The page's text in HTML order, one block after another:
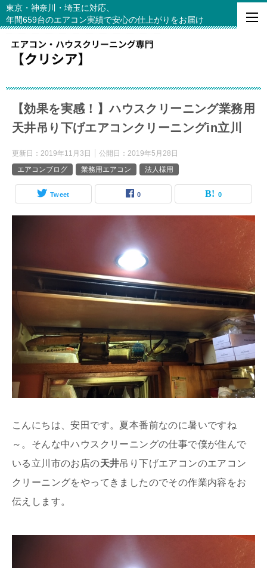
東京・神奈川・埼玉に対応、
年間659台のエアコン実績で安心の仕上がりをお届け
【効果を実感！】ハウスクリーニング業務用
天井吊り下げエアコンクリーニングin立川
更新日： 2019年11月3日 公開日： 2019年5月28日
エアコンブログ
業務用エアコン 法人様用
Tweet 0 0
こんにちは、安田です。夏本番前なのに暑いですね
～。そんな中ハウスクリーニングの仕事で僕が住んで
いる立川市のお店の天井吊り下げエアコンのエアコン
クリーニングをやってきましたのでその作業内容をお
伝えします。